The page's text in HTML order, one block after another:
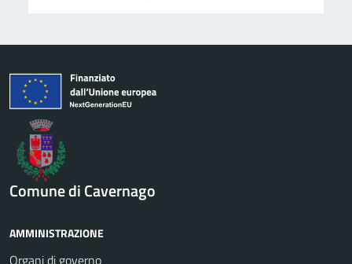
Comune di Cavernago
AMMINISTRAZIONE
Organi di governo